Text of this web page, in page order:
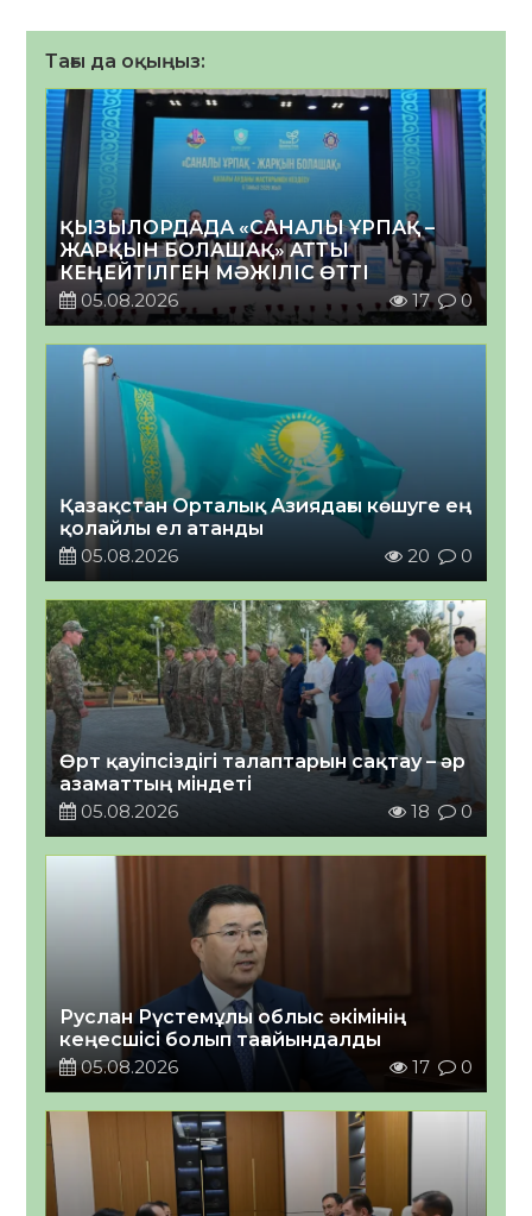
Тағы да оқыңыз:
ҚЫЗЫЛОРДАДА «САНАЛЫ ҰРПАҚ –
ЖАРҚЫН БОЛАШАҚ» АТТЫ
КЕҢЕЙТІЛГЕН МӘЖІЛІС ӨТТІ
05.08.2026
17 0
Қазақстан Орталық Азиядағы көшуге ең
қолайлы ел атанды
05.08.2026
20 0
Өрт қауіпсіздігі талаптарын сақтау – әр
азаматтың міндеті
05.08.2026
18 0
Руслан Рүстемұлы облыс әкімінің
кеңесшісі болып тағайындалды
05.08.2026
17 0